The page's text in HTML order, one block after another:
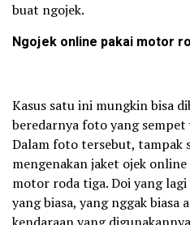
buat ngojek.
Ngojek online pakai motor
Kasus satu ini mungkin bisa
beredarnya foto yang
Dalam foto tersebut, tampak
mengenakan jaket ojek
motor roda tiga. Doi yang
yang biasa, yang nggak biasa